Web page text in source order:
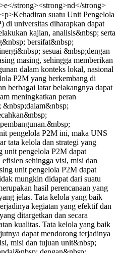
strong><strong>nd</strong>
suatu Unit Pengelola
di universitas diharapkan dapat
kajian, analisis&nbsp; serta
bersifat&nbsp;
sesuai &nbsp;dengan
masing, sehingga memberikan
dalam konteks lokal, nasional
P2M yang berkembang di
berbagai latar belakangnya dapat
meningkatkan peran
pengelola P2M ini, maka UNS
tata kelola dan strategi yang
unit pengelola P2M dapat
sehingga visi, misi dan
unit pengelola P2M dapat
mungkin didapat dari suatu
hasil perencanaan yang
jelas. Tata kelola yang baik
kegiatan yang efektif dan
ditargetkan dan secara
kualitas. Tata kelola yang baik
dapat mendorong terjadinya
misi dan tujuan unit&nbsp;